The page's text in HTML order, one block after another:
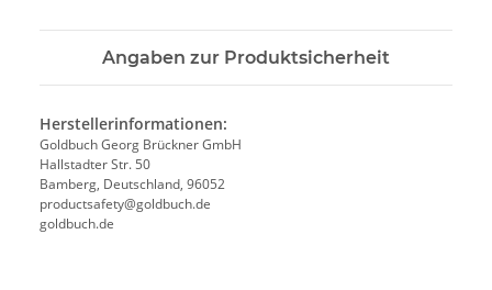
Angaben zur Produktsicherheit
Herstellerinformationen:
Goldbuch Georg Brückner GmbH
Hallstadter Str. 50
Bamberg, Deutschland, 96052
productsafety@goldbuch.de
goldbuch.de